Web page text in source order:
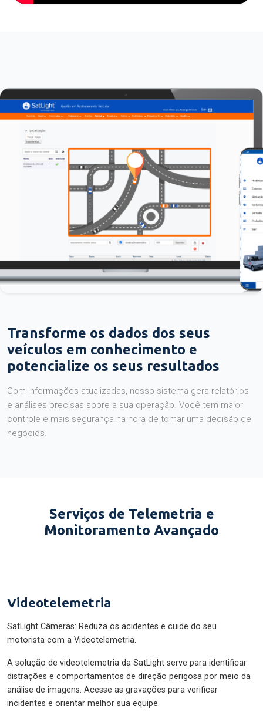
Transforme os dados dos seus
veículos em conhecimento e
potencialize os seus resultados
Com informações atualizadas, nosso sistema gera relatórios
e análises precisas sobre a sua operação. Você tem maior
controle e mais segurança na hora de tomar uma decisão de
negócios.
Serviços de Telemetria e
Monitoramento Avançado
Videotelemetria
SatLight Câmeras: Reduza os acidentes e cuide do seu
motorista com a Videotelemetria.
A solução de videotelemetria da SatLight serve para identificar
distrações e comportamentos de direção perigosa por meio da
análise de imagens. Acesse as gravações para verificar
incidentes e orientar melhor sua equipe.